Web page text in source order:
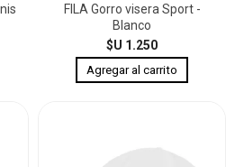
FILA Gorro visera Sport -
Blanco
$U 1.250